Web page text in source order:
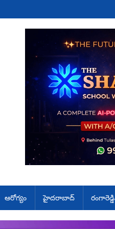
ఆరోగ్యం హైదరాబాద్ రంగారెడ్డి